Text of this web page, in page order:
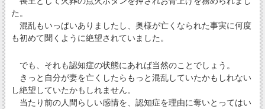
た。
混乱もいっぱいありましたし、奥様が亡くなられた事実に何度
も初めて聞くように絶望されていました。
でも、それも認知症の状態にあれば当然のことでしょう。
きっと自分が妻を亡くしたらもっと混乱していたかもしれない
し絶望していたかもしれません。
当たり前の人間らしい感情を、認知症を理由に奪いとってはい